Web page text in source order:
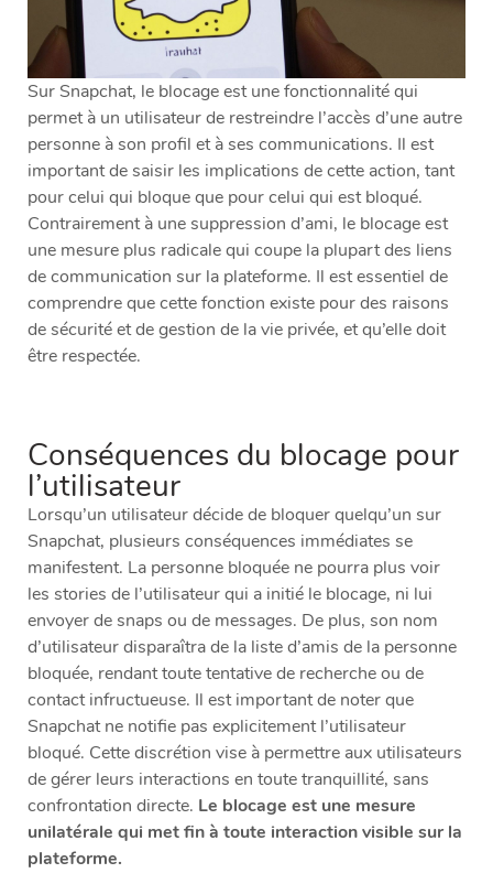
Sur Snapchat, le blocage est une fonctionnalité qui
permet à un utilisateur de restreindre l’accès d’une autre
personne à son profil et à ses communications. Il est
important de saisir les implications de cette action, tant
pour celui qui bloque que pour celui qui est bloqué.
Contrairement à une suppression d’ami, le blocage est
une mesure plus radicale qui coupe la plupart des liens
de communication sur la plateforme. Il est essentiel de
comprendre que cette fonction existe pour des raisons
de sécurité et de gestion de la vie privée, et qu’elle doit
être respectée.
Conséquences du blocage pour
l’utilisateur
Lorsqu’un utilisateur décide de bloquer quelqu’un sur
Snapchat, plusieurs conséquences immédiates se
manifestent. La personne bloquée ne pourra plus voir
les stories de l’utilisateur qui a initié le blocage, ni lui
envoyer de snaps ou de messages. De plus, son nom
d’utilisateur disparaîtra de la liste d’amis de la personne
bloquée, rendant toute tentative de recherche ou de
contact infructueuse. Il est important de noter que
Snapchat ne notifie pas explicitement l’utilisateur
bloqué. Cette discrétion vise à permettre aux utilisateurs
de gérer leurs interactions en toute tranquillité, sans
confrontation directe. Le blocage est une mesure
unilatérale qui met fin à toute interaction visible sur la
plateforme.